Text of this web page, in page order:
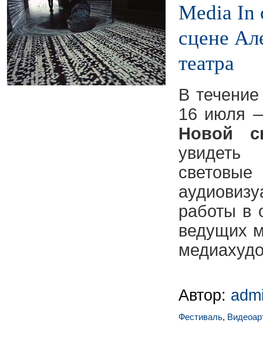
Media In
сцене
театра
В
16 июля
Новой
работы в
ведущих
Автор:
Фестиваль,